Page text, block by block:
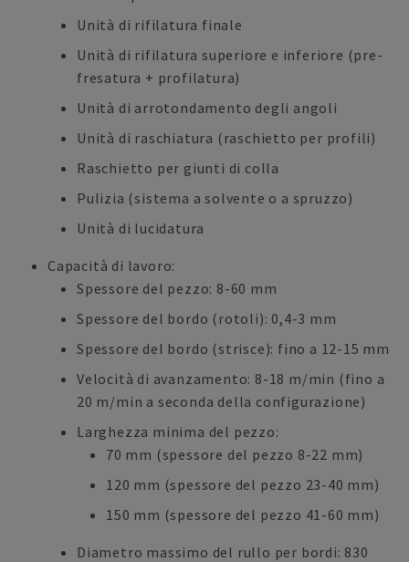
Unità di rifilatura finale
Unità di rifilatura superiore e inferiore (pre-
fresatura + profilatura)
Unità di arrotondamento degli angoli
Unità di raschiatura (raschietto per profili)
Raschietto per giunti di colla
Pulizia (sistema a solvente o a spruzzo)
Unità di lucidatura
Capacità di lavoro:
Spessore del pezzo: 8-60 mm
Spessore del bordo (rotoli): 0,4-3 mm
Spessore del bordo (strisce): fino a 12-15 mm
Velocità di avanzamento: 8-18 m/min (fino a
20 m/min a seconda della configurazione)
Larghezza minima del pezzo:
70 mm (spessore del pezzo 8-22 mm)
120 mm (spessore del pezzo 23-40 mm)
150 mm (spessore del pezzo 41-60 mm)
Diametro massimo del rullo per bordi: 830